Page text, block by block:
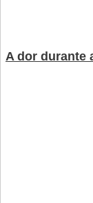
A dor durante